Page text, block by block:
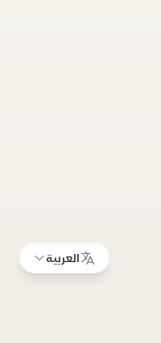
العربية